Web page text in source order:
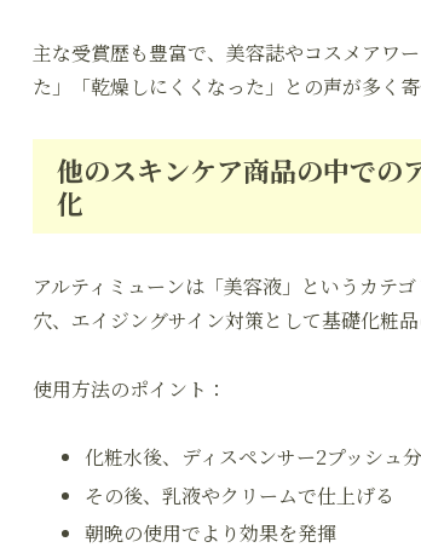
主な受賞歴も豊富で、美容誌やコスメアワ
た」「乾燥しにくくなった」との声が多く寄
他のスキンケア商品の中での
化
アルティミューンは「美容液」というカテ
穴、エイジングサイン対策として基礎化粧
使用方法のポイント：
化粧水後、ディスペンサー2プッシュ
その後、乳液やクリームで仕上げる
朝晩の使用でより効果を発揮